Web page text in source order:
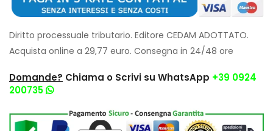
Diritto processuale tributario. Editore CEDAM ADOTTATO.
Acquista online a 29,77 euro. Consegna in 24/48 ore
Domande? Chiama o Scrivi su WhatsApp +39 0924
200735